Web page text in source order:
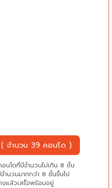
จำนวน 39 คอนโด )
นโดที่มีจำนวนไม่เกิน 8 ชั้น
นวนมากกว่า 8 ชั้นขึ้นไป
แล้วเสร็จพร้อมอยู่